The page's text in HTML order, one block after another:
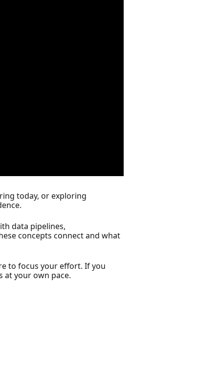
today, or exploring
data pipelines,
concepts connect and what
to focus your effort. If you
at your own pace.